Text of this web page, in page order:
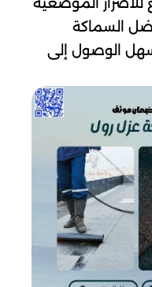
السماكة
الوصول إلى